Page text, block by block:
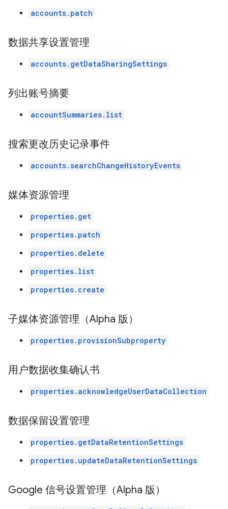
accounts.patch
数据共享设置管理
accounts.getDataSharingSettings
列出账号摘要
accountSummaries.list
搜索更改历史记录事件
accounts.searchChangeHistoryEvents
媒体资源管理
properties.get
properties.patch
properties.delete
properties.list
properties.create
子媒体资源管理（Alpha 版）
properties.provisionSubproperty
用户数据收集确认书
properties.acknowledgeUserDataCollection
数据保留设置管理
properties.getDataRetentionSettings
properties.updateDataRetentionSettings
Google 信号设置管理（Alpha 版）